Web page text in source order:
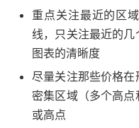
重点关注最近的区
线，只关注最近的
图表的清晰度
尽量关注那些价格
密集区域（多个高
或高点